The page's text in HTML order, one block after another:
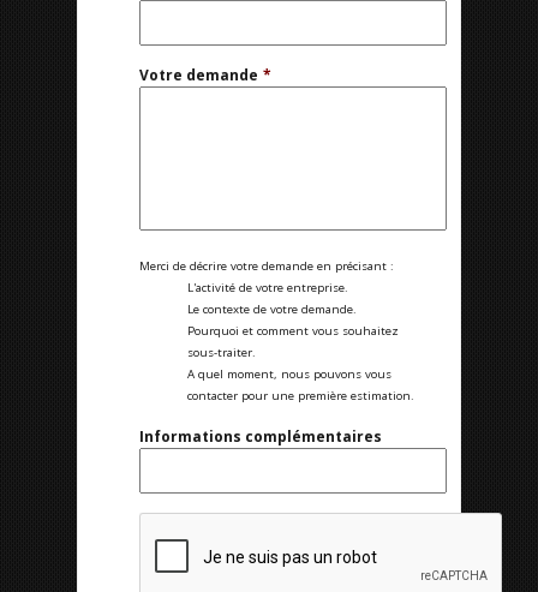
Votre demande *
Merci de décrire votre demande en précisant :
L'activité de votre entreprise.
Le contexte de votre demande.
Pourquoi et comment vous souhaitez
sous-traiter.
A quel moment, nous pouvons vous
contacter pour une première estimation.
Informations complémentaires